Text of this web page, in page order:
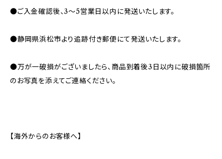
●ご入金確認後、3〜5営業日以内に発送いたします。
●静岡県浜松市より追跡付き郵便にて発送いたします。
●万が一破損がございましたら、商品到着後3日以内に破損箇所
のお写真を添えてご連絡ください。
【海外からのお客様へ】